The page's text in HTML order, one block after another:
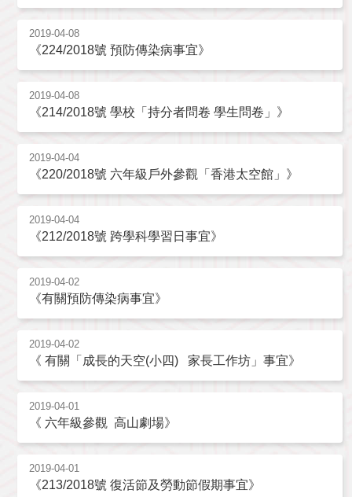
2019-04-08
《224/2018號 預防傳染病事宜》
2019-04-08
《214/2018號 學校「持分者問卷 學生問卷」》
2019-04-04
《220/2018號 六年級戶外參觀「香港太空館」》
2019-04-04
《212/2018號 跨學科學習日事宜》
2019-04-02
《有關預防傳染病事宜》
2019-04-02
《 有關「成長的天空(小四) 家長工作坊」事宜》
2019-04-01
《 六年級參觀 高山劇場》
2019-04-01
《213/2018號 復活節及勞動節假期事宜》